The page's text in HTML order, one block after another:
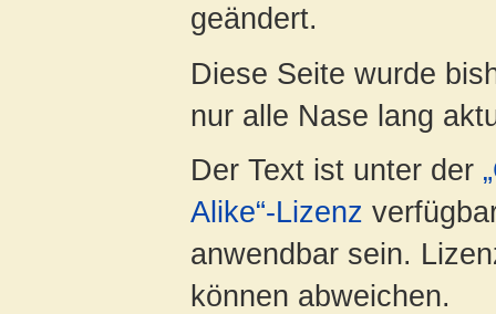
geändert.
Diese Seite wurde
nur alle Nase lang
Der Text ist unter der
Alike“-Lizenz
anwendbar sein.
können abweichen.